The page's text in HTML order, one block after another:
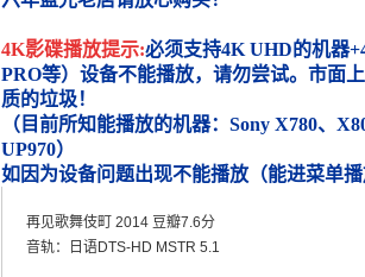
4K影碟播放提示:必须支持4K UHD的机器
PRO等）设备不能播放，请勿尝试。市面
质的垃圾！
（目前所知能播放的机器：Sony X780、
UP970）
如因为设备问题出现不能播放（能进菜单
再见歌舞伎町 2014 豆瓣7.6分
音轨：日语DTS-HD MSTR 5.1